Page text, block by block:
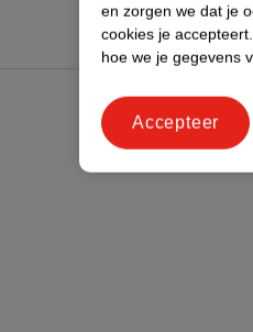
en zorgen we dat je
cookies je accepteert.
hoe we je gegevens
Accepteer